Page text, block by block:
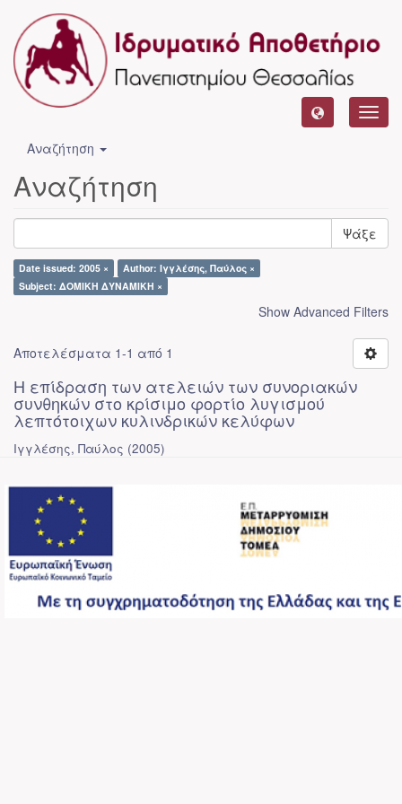
Αναζήτηση
Αναζήτηση
Ψάξε
Date issued: 2005 ×
Author: Ιγγλέσης, Παύλος ×
Subject: ΔΟΜΙΚΗ ΔΥΝΑΜΙΚΗ ×
Show Advanced Filters
Αποτελέσματα 1-1 από 1
Η επίδραση των ατελειών των συνοριακών
συνθηκών στο κρίσιμο φορτίο λυγισμού
λεπτότοιχων κυλινδρικών κελύφων
Ιγγλέσης, Παύλος (2005)